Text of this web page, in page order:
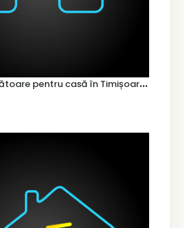
P
rize și întrerupătoare pentru casă în Timișoara – cum alegi variantele potrivite